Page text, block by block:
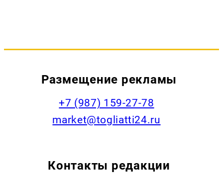
Размещение рекламы
+7 (987) 159-27-78
market@togliatti24.ru
Контакты редакции